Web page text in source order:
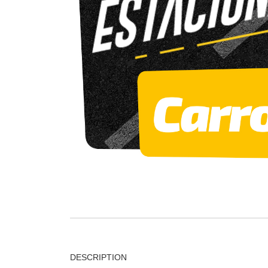
DESCRIPTION